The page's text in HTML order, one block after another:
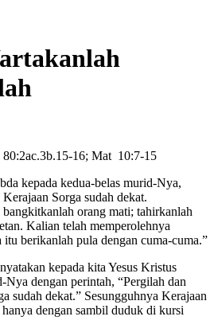
16; Mat 10:7-15
kepada kedua-belas murid-Nya,
Sorga sudah dekat.
orang mati; tahirkanlah
Kalian telah memperolehnya
itu berikanlah pula dengan cuma-cuma.”
kepada kita Yesus Kristus
dengan perintah, “Pergilah dan
sudah dekat.” Sesungguhnya Kerajaan
dengan sambil duduk di kursi